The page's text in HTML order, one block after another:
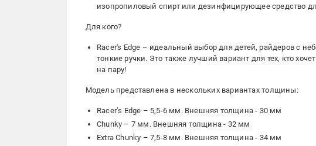
изопропиловый спирт или дезинфицирующее средство
Для кого?
Racer's Edge – идеальный выбор для детей, райдеров с
тонкие ручки. Это также лучший вариант для тех, кто
на пару!
Модель представлена в нескольких вариантах толщины:
Racer’s Edge – 5,5-6 мм. Внешняя толщина - 30 мм
Chunky – 7 мм. Внешняя толщина - 32 мм
Extra Chunky – 7,5-8 мм. Внешняя толщина - 34 мм